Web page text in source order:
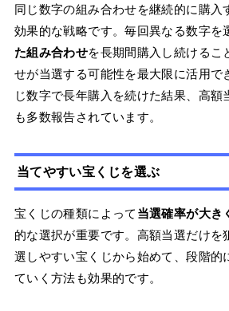
同じ数字の組み合わせを継続的に購入
効果的な戦略です。毎回異なる数字を
た組み合わせを長期間購入し続けるこ
せが当選する可能性を最大限に活用で
じ数字で長年購入を続けた結果、高額
も多数報告されています。
当てやすい宝くじを選ぶ
宝くじの種類によって 当選確率が大き
的な選択が重要です。高額当選だけを
選しやすい宝くじから始めて、段階的
ていく方法も効果的です。